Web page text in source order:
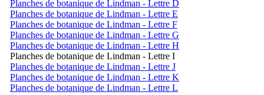
Planches de botanique de Lindman - Lettre D
Planches de botanique de Lindman - Lettre E
Planches de botanique de Lindman - Lettre F
Planches de botanique de Lindman - Lettre G
Planches de botanique de Lindman - Lettre H
Planches de botanique de Lindman - Lettre I
Planches de botanique de Lindman - Lettre J
Planches de botanique de Lindman - Lettre K
Planches de botanique de Lindman - Lettre L